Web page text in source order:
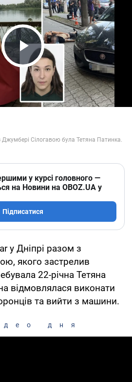
Play Video
у курсі головного —
на Новини на OBOZ.UA у
Підписатися
у Дніпрі разом з
якого застрелив
22-річна Тетяна
відмовлялася виконати
та вийти з машини.
дня